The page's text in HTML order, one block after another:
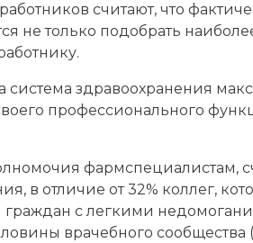
считают, что
не только подобрать
здравоохранения
профессионального
фармспециалистам,
в отличие от 32% коллег,
с легкими
врачебного сообщества